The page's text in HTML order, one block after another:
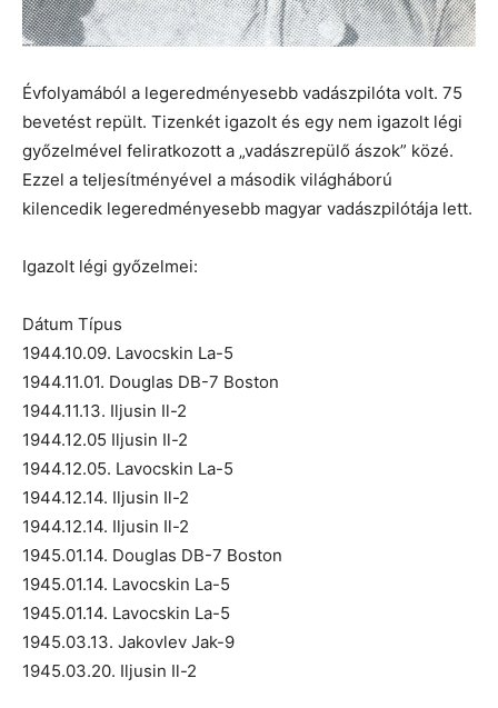
Évfolyamából a legeredményesebb vadászpilóta volt. 75
bevetést repült. Tizenkét igazolt és egy nem igazolt légi
győzelmével feliratkozott a „vadászrepülő ászok” közé.
Ezzel a teljesítményével a második világháború
kilencedik legeredményesebb magyar vadászpilótája lett.
Igazolt légi győzelmei:
Dátum Típus
1944.10.09. Lavocskin La-5
1944.11.01. Douglas DB-7 Boston
1944.11.13. Iljusin Il-2
1944.12.05 Iljusin Il-2
1944.12.05. Lavocskin La-5
1944.12.14. Iljusin Il-2
1944.12.14. Iljusin Il-2
1945.01.14. Douglas DB-7 Boston
1945.01.14. Lavocskin La-5
1945.01.14. Lavocskin La-5
1945.03.13. Jakovlev Jak-9
1945.03.20. Iljusin Il-2